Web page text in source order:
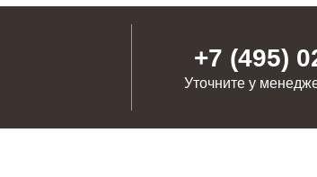
от 1100
90 от 1250
+7 (495)
Уточните у